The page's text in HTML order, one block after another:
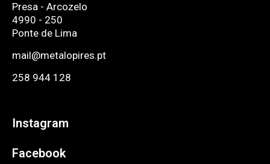
Presa - Arcozelo
4990 - 250
Ponte de Lima
mail@metalopires.pt
258 944 128
Instagram
Facebook